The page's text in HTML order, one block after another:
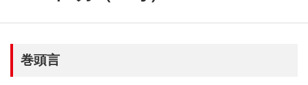
巻頭言